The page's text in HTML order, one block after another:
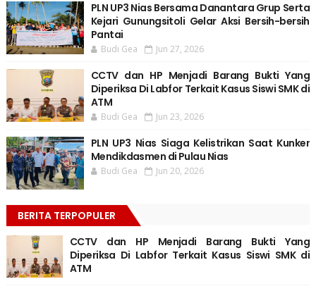
PLN UP3 Nias Bersama Danantara Grup Serta
Kejari Gunungsitoli Gelar Aksi Bersih-bersih
Pantai
Budi Gea Jun 27, 2026
CCTV dan HP Menjadi Barang Bukti Yang
Diperiksa Di Labfor Terkait Kasus Siswi SMK di
ATM
Budi Gea Jun 23, 2026
PLN UP3 Nias Siaga Kelistrikan Saat Kunker
Mendikdasmen di Pulau Nias
Budi Gea Jun 20, 2026
BERITA TERPOPULER
CCTV dan HP Menjadi Barang Bukti Yang
Diperiksa Di Labfor Terkait Kasus Siswi SMK di
ATM